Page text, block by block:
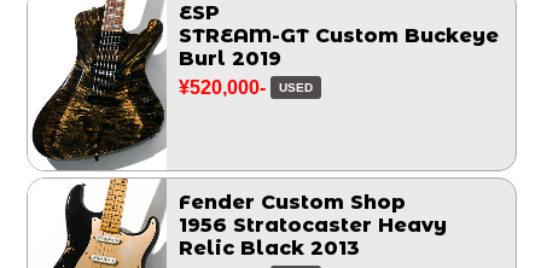
ESP
STREAM-GT Custom Buckeye
Burl 2019
¥520,000- USED
Fender Custom Shop
1956 Stratocaster Heavy
Relic Black 2013